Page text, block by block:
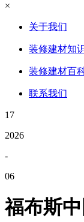
×
关于我们
装修建材知
装修建材百
联系我们
17
2026
-
06
福布斯